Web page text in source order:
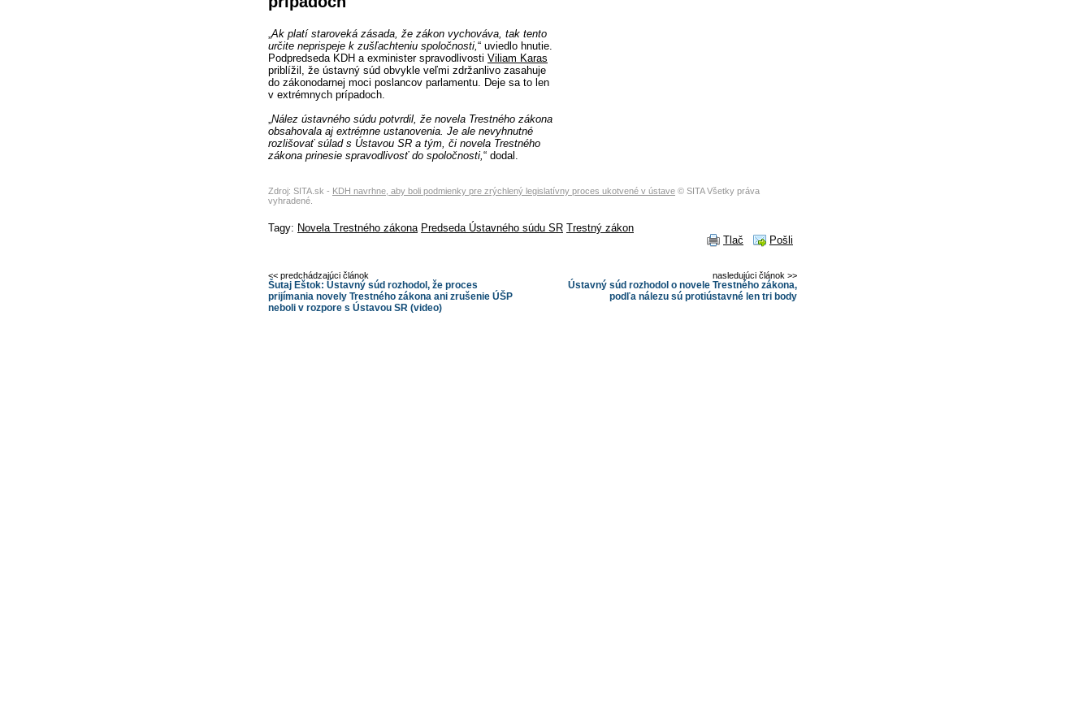
„Ak platí staroveká zásada, že zákon vychováva, tak tento
určite neprispeje k zušľachteniu spoločnosti,“ uviedlo hnutie.
Podpredseda KDH a exminister spravodlivosti Viliam Karas
priblížil, že ústavný súd obvykle veľmi zdržanlivo zasahuje
do zákonodarnej moci poslancov parlamentu. Deje sa to len
v extrémnych prípadoch.
„Nález ústavného súdu potvrdil, že novela Trestného zákona
obsahovala aj extrémne ustanovenia. Je ale nevyhnutné
rozlišovať súlad s Ústavou SR a tým, či novela Trestného
zákona prinesie spravodlivosť do spoločnosti,“ dodal.
Zdroj: SITA.sk - KDH navrhne, aby boli podmienky pre zrýchlený legislatívny proces ukotvené v ústave © SITA Všetky práva
vyhradené.
Tagy: Novela Trestného zákona Predseda Ústavného súdu SR Trestný zákon
Tlač
Pošli
nasledujúci článok >>
Ústavný súd rozhodol o novele Trestného zákona,
podľa nálezu sú protiústavné len tri body
<< predchádzajúci článok
Šutaj Eštok: Ústavný súd rozhodol, že proces
prijímania novely Trestného zákona ani zrušenie ÚŠP
neboli v rozpore s Ústavou SR (video)